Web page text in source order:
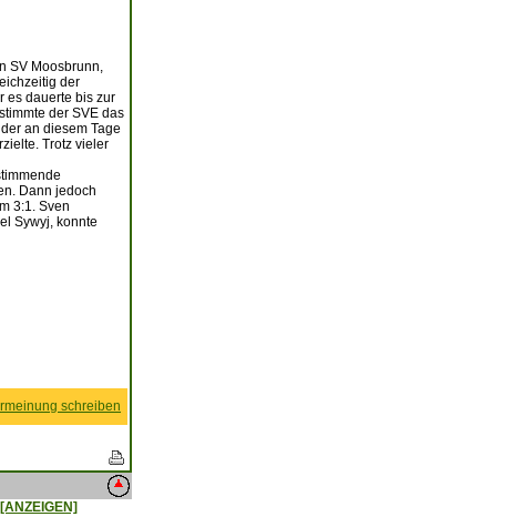
SV Moosbrunn,
der
es dauerte bis zur
der SVE das
an diesem Tage
Trotz vieler
Dann jedoch
3:1. Sven
Sywyj, konnte
schreiben
[ANZEIGEN]